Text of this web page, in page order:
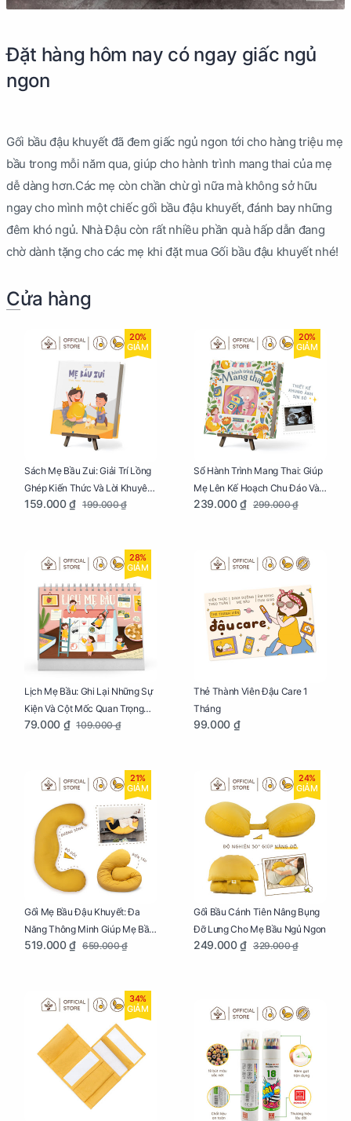
Đặt hàng hôm nay có ngay giấc ngủ
ngon
Gối bầu đậu khuyết đã đem giấc ngủ ngon tới cho hàng triệu mẹ
bầu trong mỗi năm qua, giúp cho hành trình mang thai của mẹ
dễ dàng hơn.Các mẹ còn chần chừ gì nữa mà không sở hữu
ngay cho mình một chiếc gối bầu đậu khuyết, đánh bay những
đêm khó ngủ. Nhà Đậu còn rất nhiều phần quà hấp dẫn đang
chờ dành tặng cho các mẹ khi đặt mua Gối bầu đậu khuyết nhé!
Cửa hàng
20%
GIẢM
Sách Mẹ Bầu Zui: Giải Trí Lồng
Ghép Kiến Thức Và Lời Khuyên
Mang Thai Bổ Ích
159.000 ₫ 199.000 ₫
20%
GIẢM
Sổ Hành Trình Mang Thai: Giúp
Mẹ Lên Kế Hoạch Chu Đáo Và
Lưu Giữ Kỷ Niệm Mang Thai
239.000 ₫ 299.000 ₫
28%
GIẢM
Lịch Mẹ Bầu: Ghi Lại Những Sự
Kiện Và Cột Mốc Quan Trọng
Của Mẹ Và Bé
79.000 ₫ 109.000 ₫
Thẻ Thành Viên Đậu Care 1
Tháng
99.000 ₫
21%
GIẢM
Gối Mẹ Bầu Đậu Khuyết: Đa
Năng Thông Minh Giúp Mẹ Bầu
Ngủ Ngon, Cho Bé Bú Sau Sinh
519.000 ₫ 659.000 ₫
24%
GIẢM
Gối Bầu Cánh Tiên Nâng Bụng
Đỡ Lưng Cho Mẹ Bầu Ngủ Ngon
249.000 ₫ 329.000 ₫
34%
GIẢM